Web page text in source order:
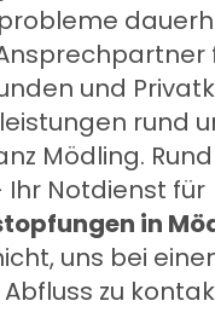
und
rund
Mödling.
Notdienst für
in
uns bei
zu